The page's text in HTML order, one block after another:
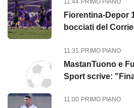
Fiorentina-Depor
bocciati del
11:31 PRIMO PIANO
MastanTuono e
Sport scrive:
11:00 PRIMO PIANO